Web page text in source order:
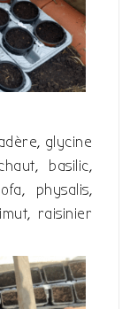
glycine
basilic,
physalis,
raisinier